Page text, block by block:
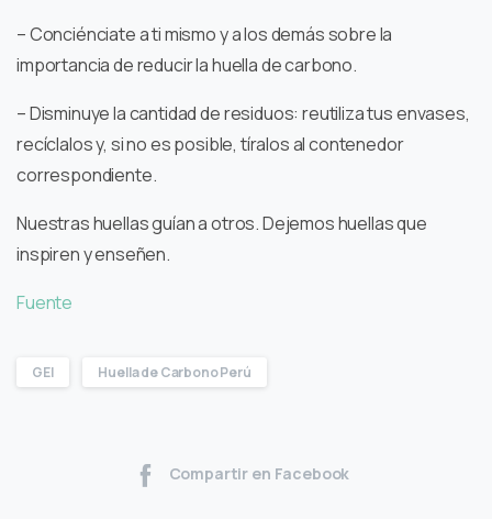
– Conciénciate a ti mismo y a los demás sobre la
importancia de reducir la huella de carbono.
– Disminuye la cantidad de residuos: reutiliza tus envases,
recíclalos y, si no es posible, tíralos al contenedor
correspondiente.
Nuestras huellas guían a otros. Dejemos huellas que
inspiren y enseñen.
Fuente
GEI Huella de Carbono Perú
Compartir en Facebook